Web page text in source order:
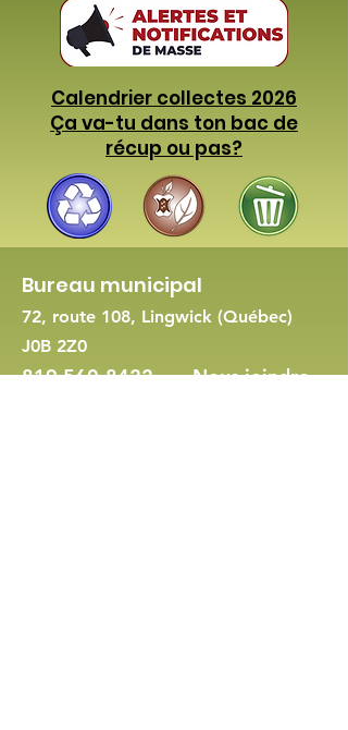
Calendrier collectes 2026
Ça va-tu dans ton bac de
récup ou pas?
Bureau municipal
72, route 108, Lingwick (Québec)
J0B 2Z0
819 560-8422-Nous joindre